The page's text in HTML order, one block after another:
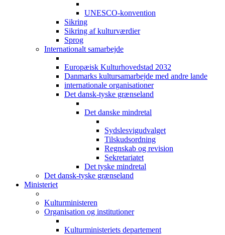
UNESCO-konvention
Sikring
Sikring af kulturværdier
Sprog
Internationalt samarbejde
Europæisk Kulturhovedstad 2032
Danmarks kultursamarbejde med andre lande
internationale organisationer
Det dansk-tyske grænseland
Det danske mindretal
Sydslesvigudvalget
Tilskudsordning
Regnskab og revision
Sekretariatet
Det tyske mindretal
Det dansk-tyske grænseland
Ministeriet
Kulturministeren
Organisation og institutioner
Kulturministeriets departement